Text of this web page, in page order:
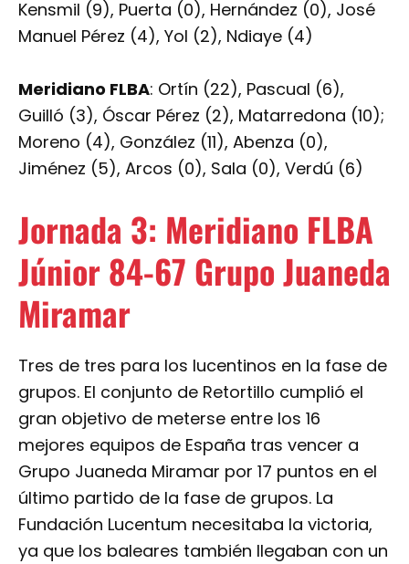
Kensmil (9), Puerta (0), Hernández (0), José
Manuel Pérez (4), Yol (2), Ndiaye (4)
Meridiano FLBA: Ortín (22), Pascual (6),
Guilló (3), Óscar Pérez (2), Matarredona (10);
Moreno (4), González (11), Abenza (0),
Jiménez (5), Arcos (0), Sala (0), Verdú (6)
Jornada 3: Meridiano FLBA
Júnior 84-67 Grupo Juaneda
Miramar
Tres de tres para los lucentinos en la fase de
grupos. El conjunto de Retortillo cumplió el
gran objetivo de meterse entre los 16
mejores equipos de España tras vencer a
Grupo Juaneda Miramar por 17 puntos en el
último partido de la fase de grupos. La
Fundación Lucentum necesitaba la victoria,
ya que los baleares también llegaban con un